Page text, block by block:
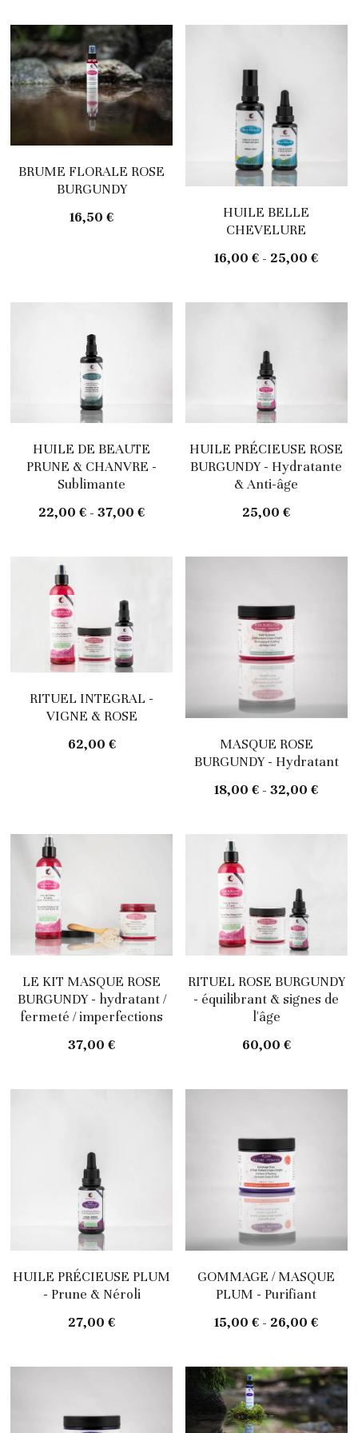
Pour lui
Le baume
BRUME FLORALE ROSE
BURGUNDY
16,50 €
HUILE BELLE
CHEVELURE
16,00 € - 25,00 €
HUILE DE BEAUTE
PRUNE & CHANVRE -
Sublimante
22,00 € - 37,00 €
HUILE PRÉCIEUSE ROSE
BURGUNDY - Hydratante
& Anti-âge
25,00 €
RITUEL INTEGRAL -
VIGNE & ROSE
62,00 €
MASQUE ROSE
BURGUNDY - Hydratant
18,00 € - 32,00 €
LE KIT MASQUE ROSE
BURGUNDY - hydratant /
fermeté / imperfections
37,00 €
RITUEL ROSE BURGUNDY
- équilibrant & signes de
l'âge
60,00 €
HUILE PRÉCIEUSE PLUM
- Prune & Néroli
27,00 €
GOMMAGE / MASQUE
PLUM - Purifiant
15,00 € - 26,00 €
Brumes florales
Huiles
Masques
Pour lui